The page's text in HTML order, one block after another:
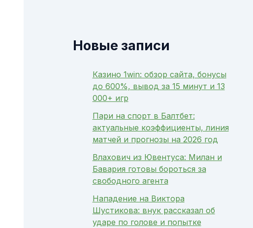
Новые записи
Казино 1win: обзор сайта, бонусы
до 600%, вывод за 15 минут и 13
000+ игр
Пари на спорт в Балтбет:
актуальные коэффициенты, линия
матчей и прогнозы на 2026 год
Влахович из Ювентуса: Милан и
Бавария готовы бороться за
свободного агента
Нападение на Виктора
Шустикова: внук рассказал об
ударе по голове и попытке